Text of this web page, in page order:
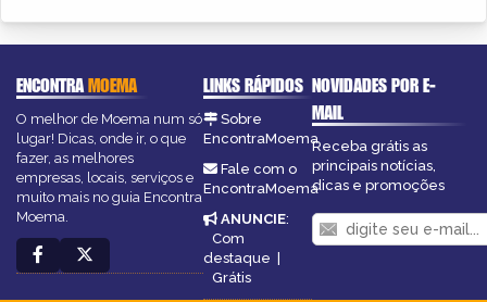
ENCONTRAMOEMA
O melhor de Moema num só
lugar! Dicas, onde ir, o que
fazer, as melhores
empresas, locais, serviços e
muito mais no guia Encontra
Moema.
LINKS RÁPIDOS
Sobre
EncontraMoema
Fale com o
EncontraMoema
ANUNCIE:
Com
destaque |
Grátis
NOVIDADES POR E-
MAIL
Receba grátis as
principais notícias,
dicas e promoções